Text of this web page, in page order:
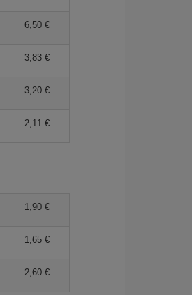
6,50 €
3,83 €
3,20 €
2,11 €
1,90 €
1,65 €
2,60 €